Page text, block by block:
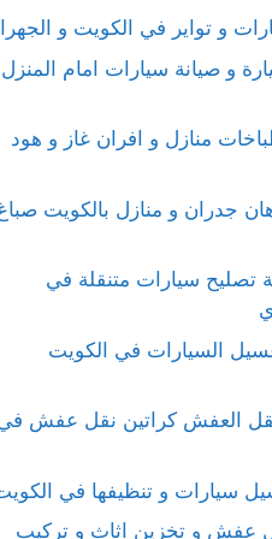
و تواير في الكويت و
و صيانة سيارات امام المنزل
منازل و افران غاز و هود
جدران و منازل بالكويت
تصليح سيارات متنقلة في
السيارات في الكويت
العفش كراتين نقل عفش
سيارات و تنظيفها في
عفش و تخزين اثاث و تركيب